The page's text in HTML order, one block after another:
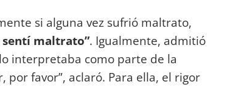
si alguna vez sufrió maltrato,
sentí maltrato”. Igualmente, admitió
interpretaba como parte de la
favor”, aclaró. Para ella, el rigor